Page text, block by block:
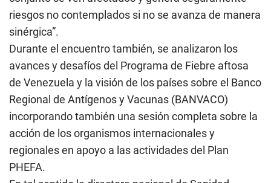
riesgos no contemplados si no se avanza de manera
sinérgica”.
Durante el encuentro también, se analizaron los
avances y desafíos del Programa de Fiebre aftosa
de Venezuela y la visión de los países sobre el Banco
Regional de Antígenos y Vacunas (BANVACO)
incorporando también una sesión completa sobre la
acción de los organismos internacionales y
regionales en apoyo a las actividades del Plan
PHEFA.